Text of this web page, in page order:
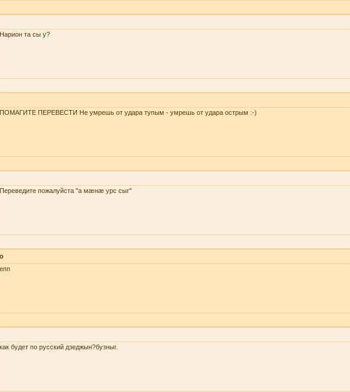
Нарион та сы у?
ПОМАГИТЕ ПЕРЕВЕСТИ Не умрешь от удара тупым - умрешь от удара острым :-)
Переведите пожалуйста "а мæнæ урс сыг"
о
епп
как будет по русский дзеджын?бузныг.